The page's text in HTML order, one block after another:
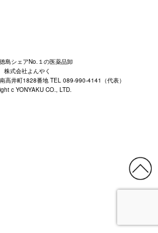
島シェアNo.１の医薬品卸
株式会社よんやく
高井町1828番地 TEL 089-990-4141（代表）
c YONYAKU CO., LTD.